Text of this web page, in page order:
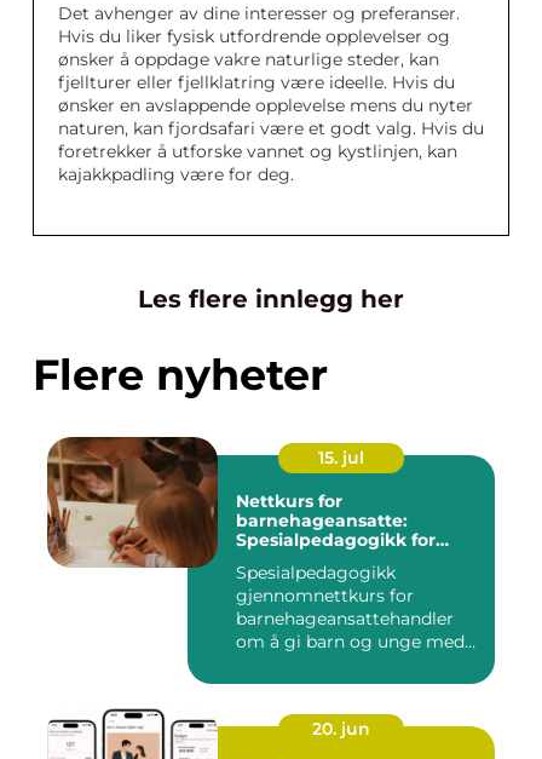
Det avhenger av dine interesser og preferanser.
Hvis du liker fysisk utfordrende opplevelser og
ønsker å oppdage vakre naturlige steder, kan
fjellturer eller fjellklatring være ideelle. Hvis du
ønsker en avslappende opplevelse mens du nyter
naturen, kan fjordsafari være et godt valg. Hvis du
foretrekker å utforske vannet og kystlinjen, kan
kajakkpadling være for deg.
Les flere innlegg her
Flere nyheter
15. jul
Nettkurs for
barnehageansatte:
Spesialpedagogikk for
Spesialpedagogikk
gjennomnettkurs for
barnehageansattehandler
om å gi barn og unge med
20. jun